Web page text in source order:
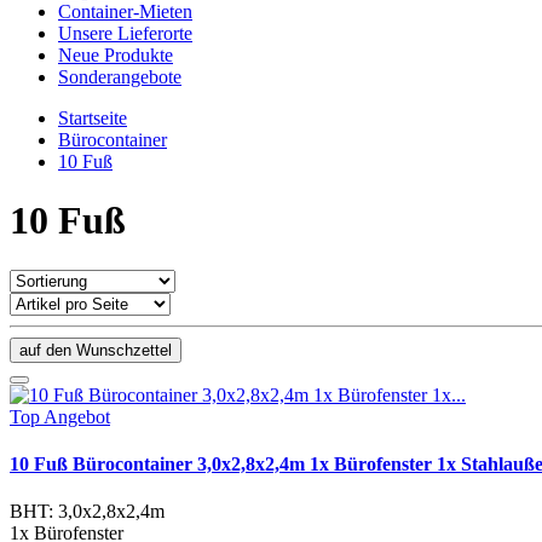
Container-Mieten
Unsere Lieferorte
Neue Produkte
Sonderangebote
Startseite
Bürocontainer
10 Fuß
10 Fuß
auf den Wunschzettel
Top Angebot
10 Fuß Bürocontainer 3,0x2,8x2,4m 1x Bürofenster 1x
BHT: 3,0x2,8x2,4m
1x Bürofenster